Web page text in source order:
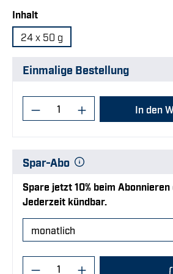
Inhaltauswählen
24 x 50 g
Einmalige Bestellung
Produkt Anzahl: GibIn den
Spar-Abo
Spare jetzt 10% beim
Jederzeit kündbar.
Produkt Anzahl: Gib